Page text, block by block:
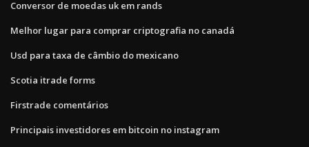
Conversor de moedas uk em rands
Melhor lugar para comprar criptografia no canadá
Usd para taxa de câmbio do mexicano
Scotia itrade forms
Firstrade comentários
Principais investidores em bitcoin no instagram